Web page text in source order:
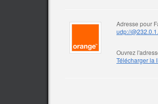
Adresse pour
udp://
Ouvrez
Télécharger la